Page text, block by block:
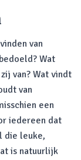
van
Wat
van? Wat vindt
van
een
iedereen dat
die leuke,
is natuurlijk